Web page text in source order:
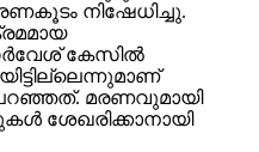
നിഷേധിച്ചു.
കേസില്‍
മരണവുമായി
ശേഖരിക്കാനായി